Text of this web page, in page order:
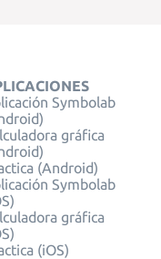
Symbolab
gráfica
(Android)
Symbolab
gráfica
(iOS)